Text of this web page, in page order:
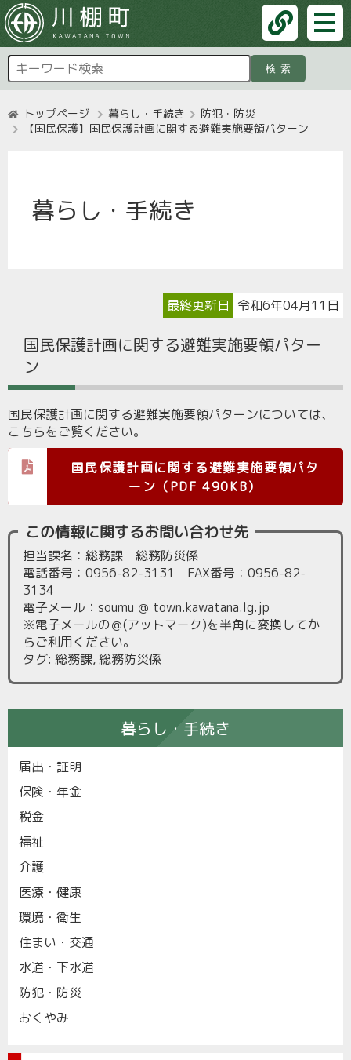
検索
トップページ 暮らし・手続き
防犯・防災
【国民保護】国民保護計画に関する避難実施要領パターン
暮らし・手続き
最終更新日 令和6年04月11日
国民保護計画に関する避難実施要領パター
ン
国民保護計画に関する避難実施要領パターンについては、
こちらをご覧ください。
国民保護計画に関する避難実施要領パタ
ーン（PDF 490KB）
この情報に関するお問い合わせ先
担当課名：総務課 総務防災係
電話番号：0956-82-3131 FAX番号：0956-82-
3134
電子メール：soumu ＠ town.kawatana.lg.jp
※電子メールの＠(アットマーク)を半角に変換してか
らご利用ください。
タグ: 総務課,総務防災係
暮らし・手続き
届出・証明
保険・年金
税金
福祉
介護
医療・健康
環境・衛生
住まい・交通
水道・下水道
防犯・防災
おくやみ